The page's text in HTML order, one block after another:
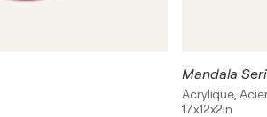
Mandala
Acrylique,
17x12x2in